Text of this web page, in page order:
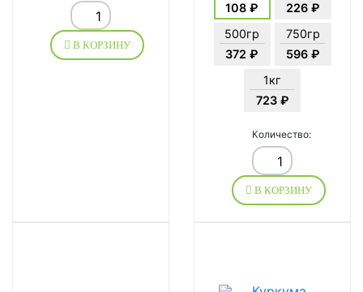
В КОРЗИНУ
108 ₽
226 ₽
500гр
372 ₽
750гр
596 ₽
1кг
723 ₽
Количество:
В КОРЗИНУ